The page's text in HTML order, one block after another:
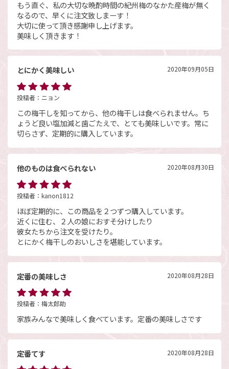
もう直ぐ、私の大切な晩酌時間の紀州梅のなかた産梅が無く
なるので、早くに注文致しまーす！
大切に使って頂き感謝申し上げます。
美味しく頂きます！
とにかく美味しい 2020年09月05日
投稿者： ニョン
この梅干しを知ってから、他の梅干しは食べられません。ち
ょうど良い塩加減と歯ごたえで、とても美味しいです。常に
切らさず、定期的に購入しています。
他のものは食べられない 2020年08月30日
投稿者： kanon1812
ほぼ定期的に、この商品を２つずつ購入しています。
近くに住む、２人の娘におすそ分けしたり
彼女たちから注文を受けたり。
とにかく梅干しのおいしさを堪能しています。
定番の美味しさ 2020年08月28日
投稿者： 梅太郎助
家族みんなで美味しく食べています。定番の美味しさです
定番てす 2020年08月28日